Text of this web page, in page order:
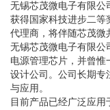
无锡芯茂微电子有限公
获得国家科技进步二等
代理商，将伴随芯茂微
无锡芯茂微电子有限公
电源管理芯片，并曾
设计公司。公司长期专
与应用。
目前产品已经广泛应